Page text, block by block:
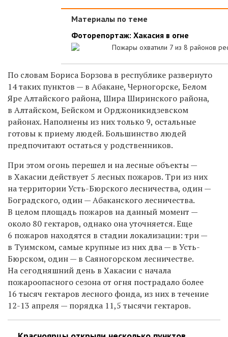
Материалы по теме
Фоторепортаж: Хакасия в огне
Пожары охватили 7 из 8 районов
По словам Бориса Борзова в республике развернуто
14 таких пунктов — в Абакане, Черногорске, Белом
Яре Алтайского района, Шира Ширинского района,
в Алтайском, Бейском и Орджоникидзевском
районах. Наполнены из них только 9, остальные
готовы к приему людей. Большинство людей
предпочитают остаться у родственников.
При этом огонь перешел и на лесные объекты —
в Хакасии действует 5 лесных пожаров. Три из них
на территории Усть-Бюрского лесничества, один —
Боградского, один — Абаканского лесничества.
В целом площадь пожаров на данный момент —
около 80 гектаров, однако она уточняется. Еще
6 пожаров находятся в стадии локализации: три —
в Туимском, самые крупные из них два — в Усть-
Бюрском, один — в Саяногорском лесничестве.
На сегодняшний день в Хакасии с начала
пожароопасного сезона от огня пострадало более
16 тысяч гектаров лесного фонда, из них в течение
12-13 апреля — порядка 11,5 тысячи гектаров.